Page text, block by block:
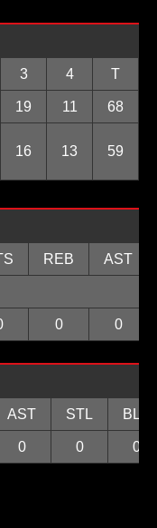
3 4 T
19 11 68
16 13 59
REB AST
0 0
AST STL BLK
0 0 0